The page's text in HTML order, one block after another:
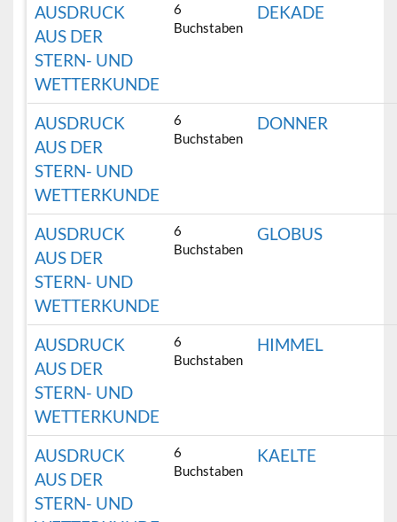
AUSDRUCK
AUS DER
STERN- UND
WETTERKUNDE
6
Buchstaben
DEKADE
AUSDRUCK
AUS DER
STERN- UND
WETTERKUNDE
6
Buchstaben
DONNER
AUSDRUCK
AUS DER
STERN- UND
WETTERKUNDE
6
Buchstaben
GLOBUS
AUSDRUCK
AUS DER
STERN- UND
WETTERKUNDE
6
Buchstaben
HIMMEL
AUSDRUCK
AUS DER
STERN- UND
6
Buchstaben
KAELTE